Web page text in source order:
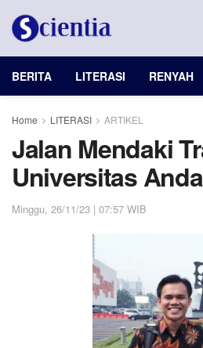
BERITA LITERASI RENYAH
Home LITERASI ARTIKEL
Jalan Mendaki
Universitas
Minggu, 26/11/23 | 07:57 WIB